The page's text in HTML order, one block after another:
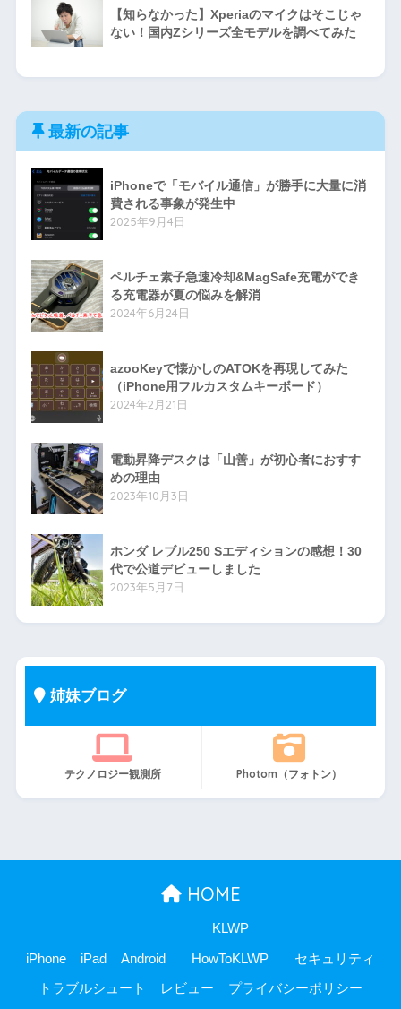
【知らなかった】Xperiaのマイクはそこじゃ
ない！国内Zシリーズ全モデルを調べてみた
最新の記事
iPhoneで「モバイル通信」が勝手に大量に消
費される事象が発生中
2025年9月4日
ペルチェ素子急速冷却&MagSafe充電ができ
る充電器が夏の悩みを解消
2024年6月24日
azooKeyで懐かしのATOKを再現してみた
（iPhone用フルカスタムキーボード）
2024年2月21日
電動昇降デスクは「山善」が初心者におすす
めの理由
2023年10月3日
ホンダ レブル250 Sエディションの感想！30
代で公道デビューしました
2023年5月7日
姉妹ブログ
テクノロジー観測所 Photom（フォトン）
HOME
iPhone iPad Android
KLWP
HowToKLWP セキュリティ
トラブルシュート レビュー プライバシーポリシー